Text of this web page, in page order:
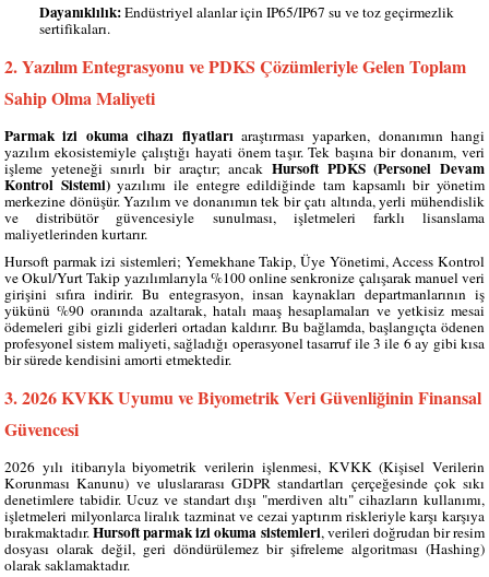
Dayanıklılık:Endüstriyel alanlar için IP65/IP67 su ve toz geçirmezlik
sertifikaları.
2. Yazılım Entegrasyonu ve PDKS Çözümleriyle Gelen Toplam
Sahip Olma Maliyeti
Parmak izi okuma cihazı fiyatlarıaraştırması yaparken, donanımın hangi
yazılım ekosistemiyle çalıştığı hayati önem taşır. Tek başına bir donanım, veri
işleme yeteneği sınırlı bir araçtır; ancak Hursoft PDKS (Personel Devam
Kontrol Sistemi)yazılımı ile entegre edildiğinde tam kapsamlı bir yönetim
merkezine dönüşür. Yazılım ve donanımın tek bir çatı altında, yerli mühendislik
ve distribütör güvencesiyle sunulması, işletmeleri farklı lisanslama
maliyetlerinden kurtarır.
Hursoft parmak izi sistemleri; Yemekhane Takip, Üye Yönetimi, Access Kontrol
ve Okul/Yurt Takip yazılımlarıyla %100 online senkronize çalışarak manuel veri
girişini sıfıra indirir. Bu entegrasyon, insan kaynakları departmanlarının iş
yükünü %90 oranında azaltarak, hatalı maaş hesaplamaları ve yetkisiz mesai
ödemeleri gibi gizli giderleri ortadan kaldırır. Bu bağlamda, başlangıçta ödenen
profesyonel sistem maliyeti, sağladığı operasyonel tasarruf ile 3 ile 6 ay gibi kısa
bir sürede kendisini amorti etmektedir.
3. 2026 KVKK Uyumu ve Biyometrik Veri Güvenliğinin Finansal
Güvencesi
2026 yılı itibarıyla biyometrik verilerin işlenmesi, KVKK (Kişisel Verilerin
Korunması Kanunu) ve uluslararası GDPR standartları çerçeğesinde çok sıkı
denetimlere tabidir. Ucuz ve standart dışı "merdiven altı" cihazların kullanımı,
işletmeleri milyonlarca liralık tazminat ve cezai yaptırım riskleriyle karşı karşıya
bırakmaktadır.Hursoft parmak izi okuma sistemleri, verileri doğrudan bir resim
dosyası olarak değil, geri döndürülemez bir şifreleme algoritması (Hashing)
olarak saklamaktadır.